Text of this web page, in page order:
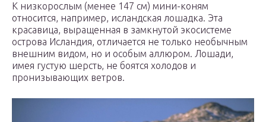
К низкорослым (менее 147 см) мини-коням
относится, например, исландская лошадка. Эта
красавица, выращенная в замкнутой экосистеме
острова Исландия, отличается не только необычным
внешним видом, но и особым аллюром. Лошади,
имея густую шерсть, не боятся холодов и
пронизывающих ветров.